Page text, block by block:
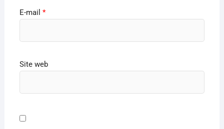
E-mail *
Site web